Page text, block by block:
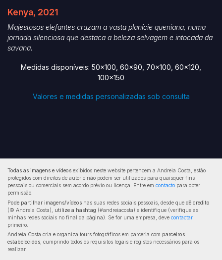
Kenya, 2021
Majestosos elefantes cruzam a vasta planície queniana, numa
jornada silenciosa que destaca a beleza selvagem e intocada da
savana.
Medidas disponíveis: 50x100, 60x90, 70x100, 60x120,
100x150
Valores e medidas personalizadas sob consulta
Todas as imagens e vídeos exibidos neste website pertencem a Andreia Costa, estão
protegidos com direitos de autor e não podem ser utilizados para quaisquer fins
pessoais ou comerciais sem acordo prévio ou licença. Entre em contacto para obter
permissão.
Pode partilhar imagens/vídeos nas suas redes sociais pessoais, desde que dê credito
(© Andreia Costa), utilize a hashtag (#andreiacosta) e identifique (verifique as
minhas redes sociais no final da página). Se for uma empresa, deve contactar
primeiro.
Andreia Costa cria e organiza tours fotográficos em parceria com parceiros
estabelecidos, cumprindo todos os requisitos legais e registos necessários para os
realizar.